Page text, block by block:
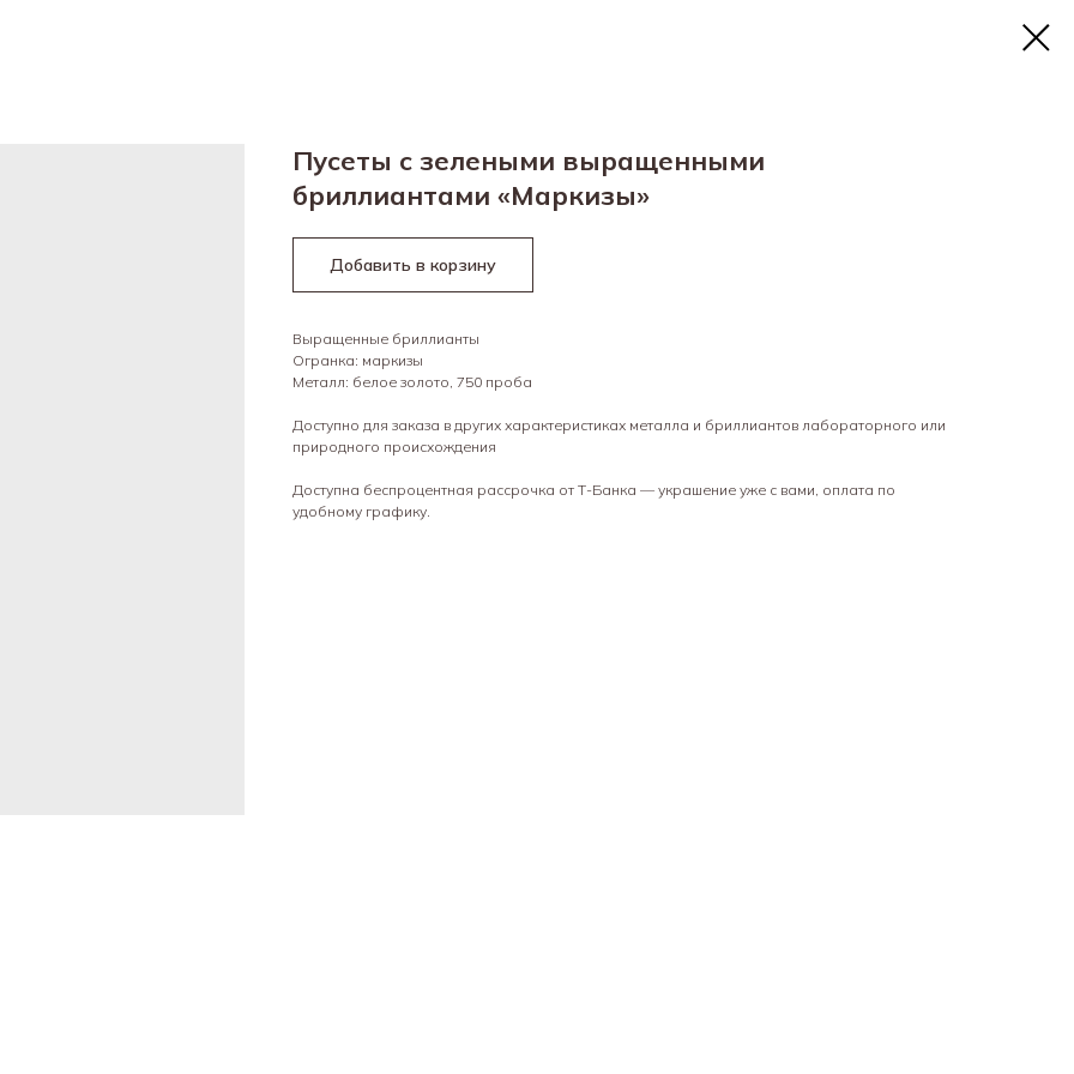
Пусеты с зелеными выращенными
бриллиантами «Маркизы»
Добавить в корзину
Выращенные бриллианты
Огранка: маркизы
Металл: белое золото, 750 проба
Доступно для заказа в других характеристиках металла и бриллиантов лабораторного или
природного происхождения
Доступна беспроцентная рассрочка от Т-Банка — украшение уже с вами, оплата по
удобному графику.